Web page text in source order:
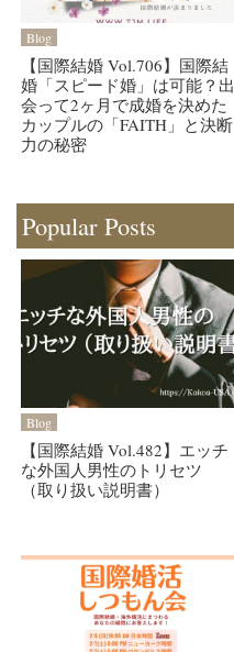
Blog
【国際結婚 Vol.706】国際結
婚「スピード婚」は可能？出
会って2ヶ月で成婚を決めた
カップルの「FAITH」と決断
力の秘密
Popular Posts
Blog
【国際結婚 Vol.482】エッチ
な外国人男性のトリセツ
（取り扱い説明書）